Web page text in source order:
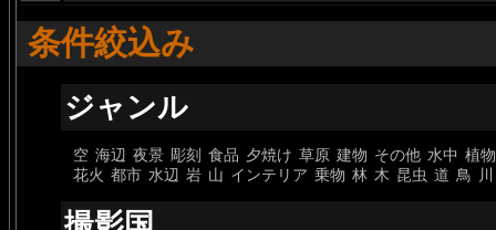
条件絞込み
ジャンル
空 海辺 夜景 彫刻 食品 夕焼け 草原 建物 その他 水中 植物
花火 都市 水辺 岩 山 インテリア 乗物 林 木 昆虫 道 鳥 川